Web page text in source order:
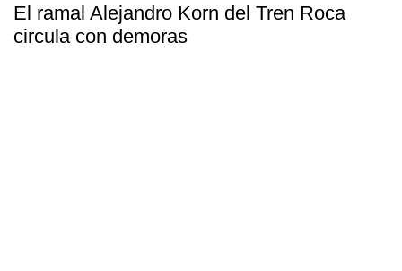
El ramal Alejandro Korn del Tren Roca
circula con demoras